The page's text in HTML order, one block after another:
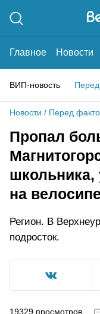
Главное Новости
ВИП-новость
Новости / Перед
Пропал
школьника,
на
Регион. В
подросток.
19329 просмотров